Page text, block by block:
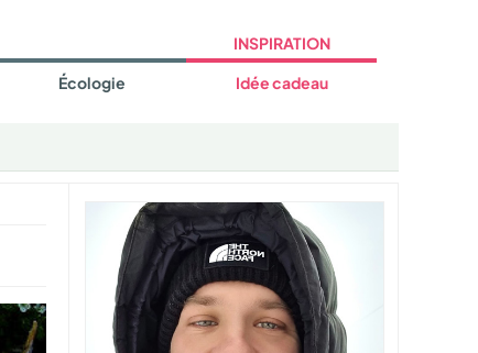
Écologie
INSPIRATION
Idée cadeau